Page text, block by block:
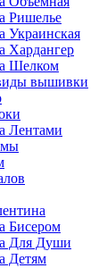
Ришелье
Украинская
Хардангер
Шелком
вышивки
Лентами
Бисером
Для Души
Детям